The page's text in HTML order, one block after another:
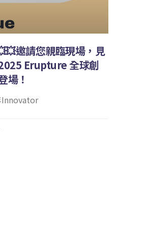
邀請您親臨現場，見
Erupture 全球創
場！
Innovator